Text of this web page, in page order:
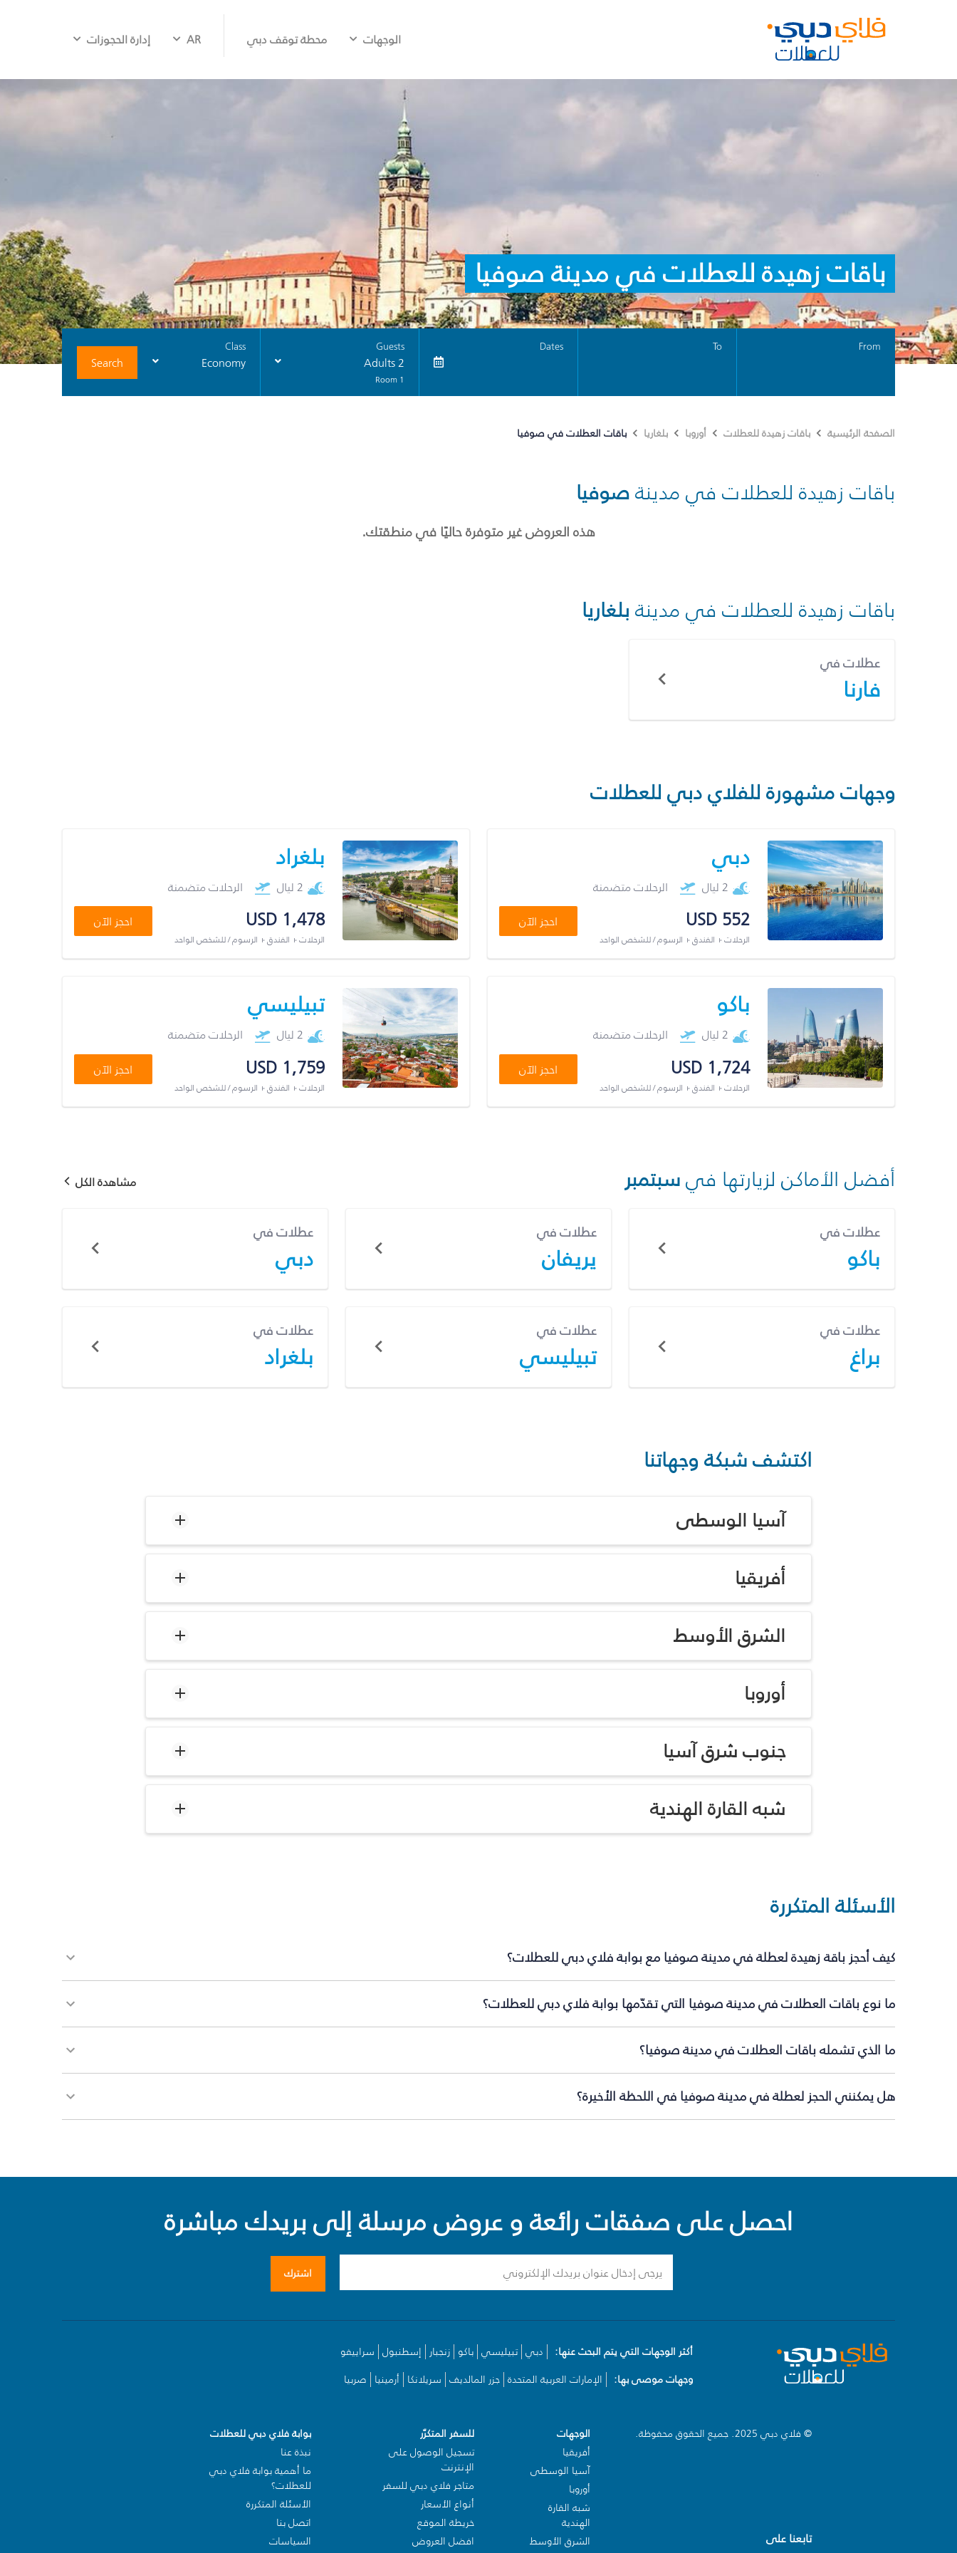
الوجهات محطة توقف دبي AR إدارة الحجوزات
باقات زهيدة للعطلات في مدينة صوفيا
From
To
Dates
Guests
2 Adults
1 Room
Class
Economy
Search
الصفحة الرئيسية باقات زهيدة للعطلات أوروبا بلغاريا باقات العطلات في صوفيا
باقات زهيدة للعطلات في مدينةصوفيا
هذه العروض غير متوفرة حاليًا في منطقتك.
باقات زهيدة للعطلات في مدينة بلغاريا
عطلات في
فارنا
وجهات مشهورة للفلاي دبي للعطلات
دبي
2 ليال الرحلات متضمنة
USD 552
الرحلات + الفندق + الرسوم / للشخص الواحد
احجز الآن
بلغراد
2 ليال الرحلات متضمنة
USD 1,478
الرحلات + الفندق + الرسوم / للشخص الواحد
احجز الآن
باكو
2 ليال الرحلات متضمنة
USD 1,724
الرحلات + الفندق + الرسوم / للشخص الواحد
احجز الآن
تبيليسي
2 ليال الرحلات متضمنة
USD 1,759
الرحلات + الفندق + الرسوم / للشخص الواحد
احجز الآن
أفضل الأماكن لزيارتها فيسبتمبر مشاهدة الكل
عطلات في
باكو
عطلات في
يريفان
عطلات في
دبي
عطلات في
براغ
عطلات في
تبيليسي
عطلات في
بلغراد
اكتشف شبكة وجهاتنا
آسيا الوسطى
أفريقيا
الشرق الأوسط
أوروبا
جنوب شرق آسيا
شبه القارة الهندية
الأسئلة المتكررة
كيف أحجز باقة زهيدة لعطلة في مدينة صوفيا مع بوابة فلاي دبي للعطلات؟
ما نوع باقات العطلات في مدينة صوفيا التي تقدّمها بوابة فلاي دبي للعطلات؟
ما الذي تشمله باقات العطلات في مدينة صوفيا؟
هل يمكنني الحجز لعطلة في مدينة صوفيا في اللحظة الأخيرة؟
احصل على صفقات رائعة و عروض مرسلة إلى بريدك مباشرة
اشترك
أكثر الوجهات التي يتم البحث عنها: دبي تبيليسي باكو زنجبار إسطنبول سراييفو
وجهات موصى بها:
الإمارات العربية المتحدة جزر المالديف سريلانكا أرمينيا صربيا
© فلاي دبي 2025. جميع الحقوق محفوظة.
تابعنا على
الوجهات
أفريقيا
آسيا الوسطى
أوروبا
شبه القارة
الهندية
الشرق الأوسط
للسفر المتكرّر
تسجيل الوصول على
الإنترنت
متاجر فلاي دبي للسفر
أنواع الأسعار
خريطة الموقع
افضل العروض
بوابة فلاي دبي للعطلات
نبذة عنا
ما أهمية بوابة فلاي دبي
للعطلات؟
الأسئلة المتكررة
اتصل بنا
السياسات